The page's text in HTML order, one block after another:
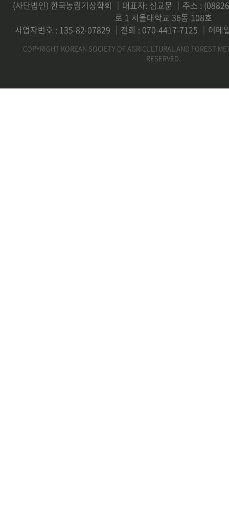
(사단법인) 한국농림기상학회 ｜대표자: 심교문 ｜주소 :
로 1 서울대학교 36동 108호
사업자번호 : 135-82-07829 ｜전화 : 070-4417-7125 ｜이
COPYRIGHT KOREAN SOCIETY OF AGRICULTURAL AND FOREST
RESERVED.